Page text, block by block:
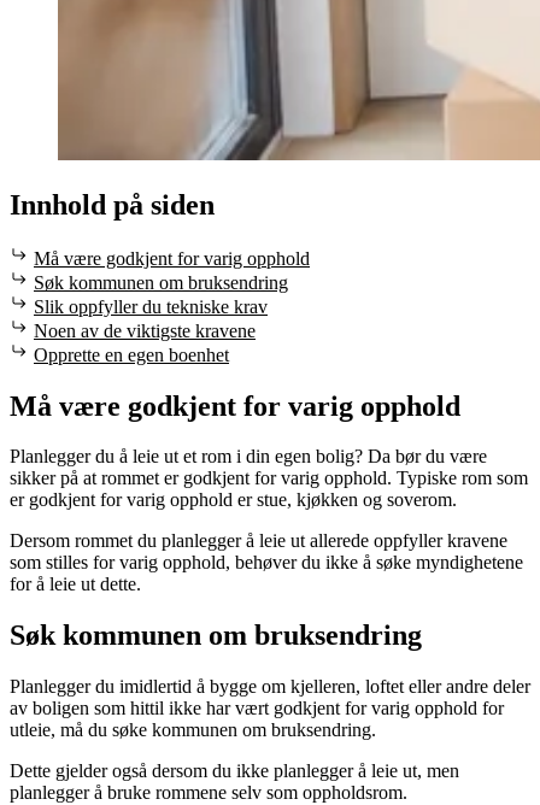
Innhold på siden
Må være godkjent for varig opphold
Søk kommunen om bruksendring
Slik oppfyller du tekniske krav
Noen av de viktigste kravene
Opprette en egen boenhet
Må være godkjent for varig opphold
Planlegger du å leie ut et rom i din egen bolig? Da bør du være
sikker på at rommet er godkjent for varig opphold. Typiske rom som
er godkjent for varig opphold er stue, kjøkken og soverom.
Dersom rommet du planlegger å leie ut allerede oppfyller kravene
som stilles for varig opphold, behøver du ikke å søke myndighetene
for å leie ut dette.
Søk kommunen om bruksendring
Planlegger du imidlertid å bygge om kjelleren, loftet eller andre deler
av boligen som hittil ikke har vært godkjent for varig opphold for
utleie, må du søke kommunen om bruksendring.
Dette gjelder også dersom du ikke planlegger å leie ut, men
planlegger å bruke rommene selv som oppholdsrom.